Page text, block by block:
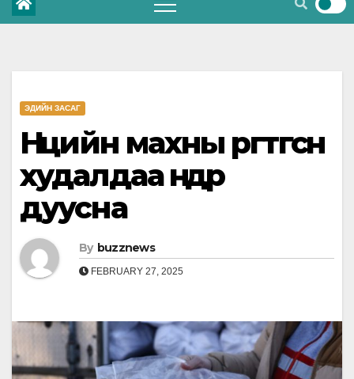
ЭДИЙН ЗАСАГ
Нөөцийн махны өргөтгөсөн
худалдаа өнөөдөр
дуусна
By buzznews
FEBRUARY 27, 2025